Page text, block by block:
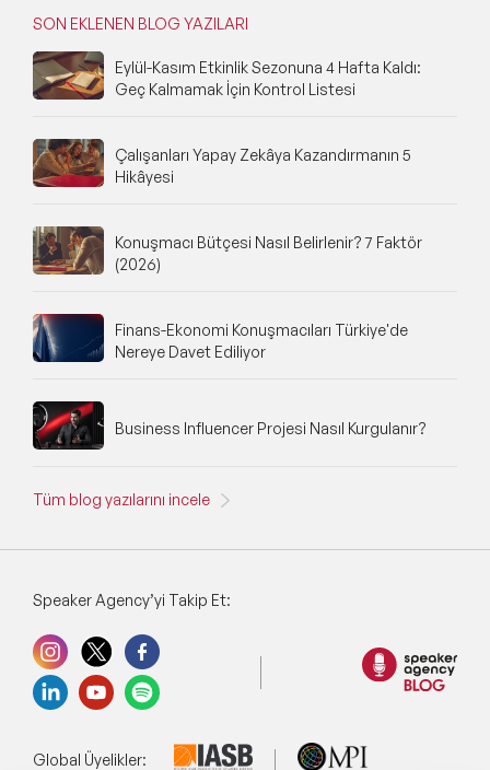
SON EKLENEN BLOG YAZILARI
Eylül-Kasım Etkinlik Sezonuna 4 Hafta Kaldı:
Geç Kalmamak İçin Kontrol Listesi
Çalışanları Yapay Zekâya Kazandırmanın 5
Hikâyesi
Konuşmacı Bütçesi Nasıl Belirlenir? 7 Faktör
(2026)
Finans-Ekonomi Konuşmacıları Türkiye'de
Nereye Davet Ediliyor
Business Influencer Projesi Nasıl Kurgulanır?
Tüm blog yazılarını incele
Speaker Agency’yi Takip Et:
Global Üyelikler: